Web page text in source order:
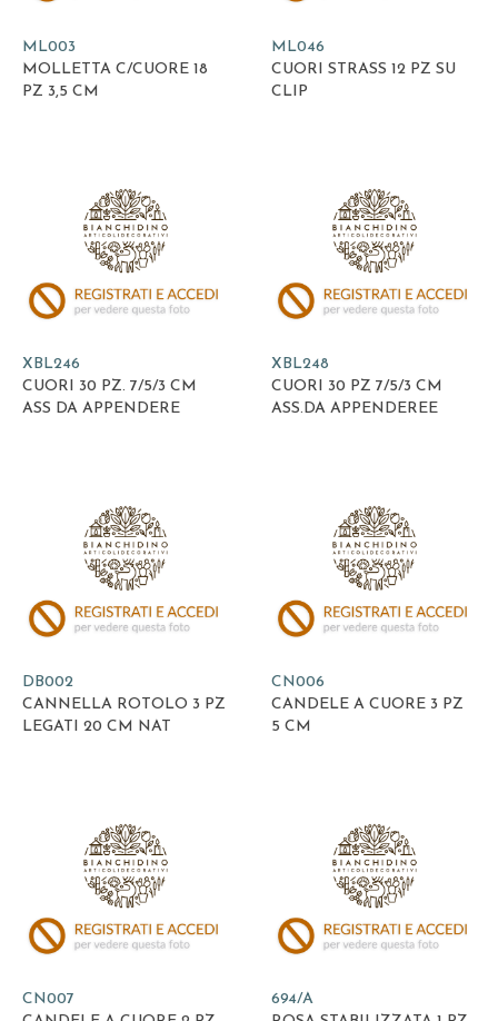
ML003
MOLLETTA C/CUORE 18
PZ 3,5 CM
ML046
CUORI STRASS 12 PZ SU
CLIP
XBL246
CUORI 30 PZ. 7/5/3 CM
ASS DA APPENDERE
XBL248
CUORI 30 PZ 7/5/3 CM
ASS.DA APPENDEREE
DB002
CANNELLA ROTOLO 3 PZ
LEGATI 20 CM NAT
CN006
CANDELE A CUORE 3 PZ
5 CM
CN007
694/A